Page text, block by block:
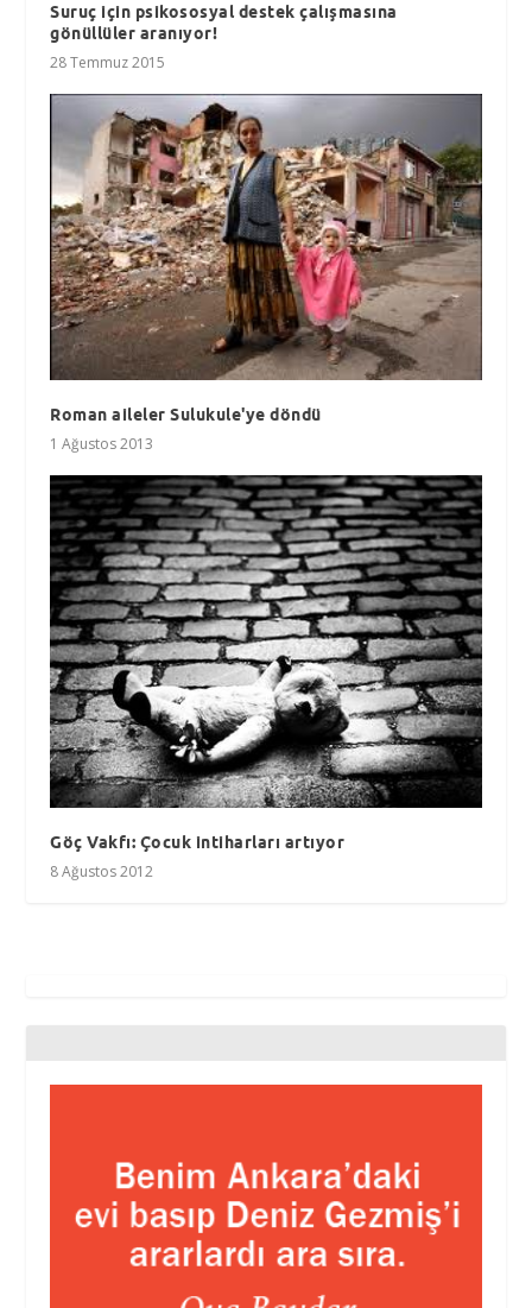
Suruç için psikososyal destek çalışmasına
gönüllüler aranıyor!
28 Temmuz 2015
Roman aileler Sulukule'ye döndü
1 Ağustos 2013
Göç Vakfı: Çocuk intiharları artıyor
8 Ağustos 2012